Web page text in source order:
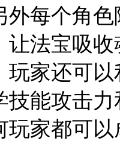
外每个角
让法宝吸
玩家还可
技能攻击
玩家都可